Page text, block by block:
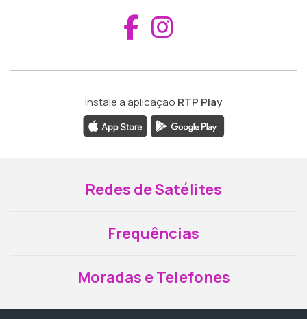
Aceder ao
Instale a aplicação RTP Play
Redes de Satélites
Frequências
Moradas e Telefones